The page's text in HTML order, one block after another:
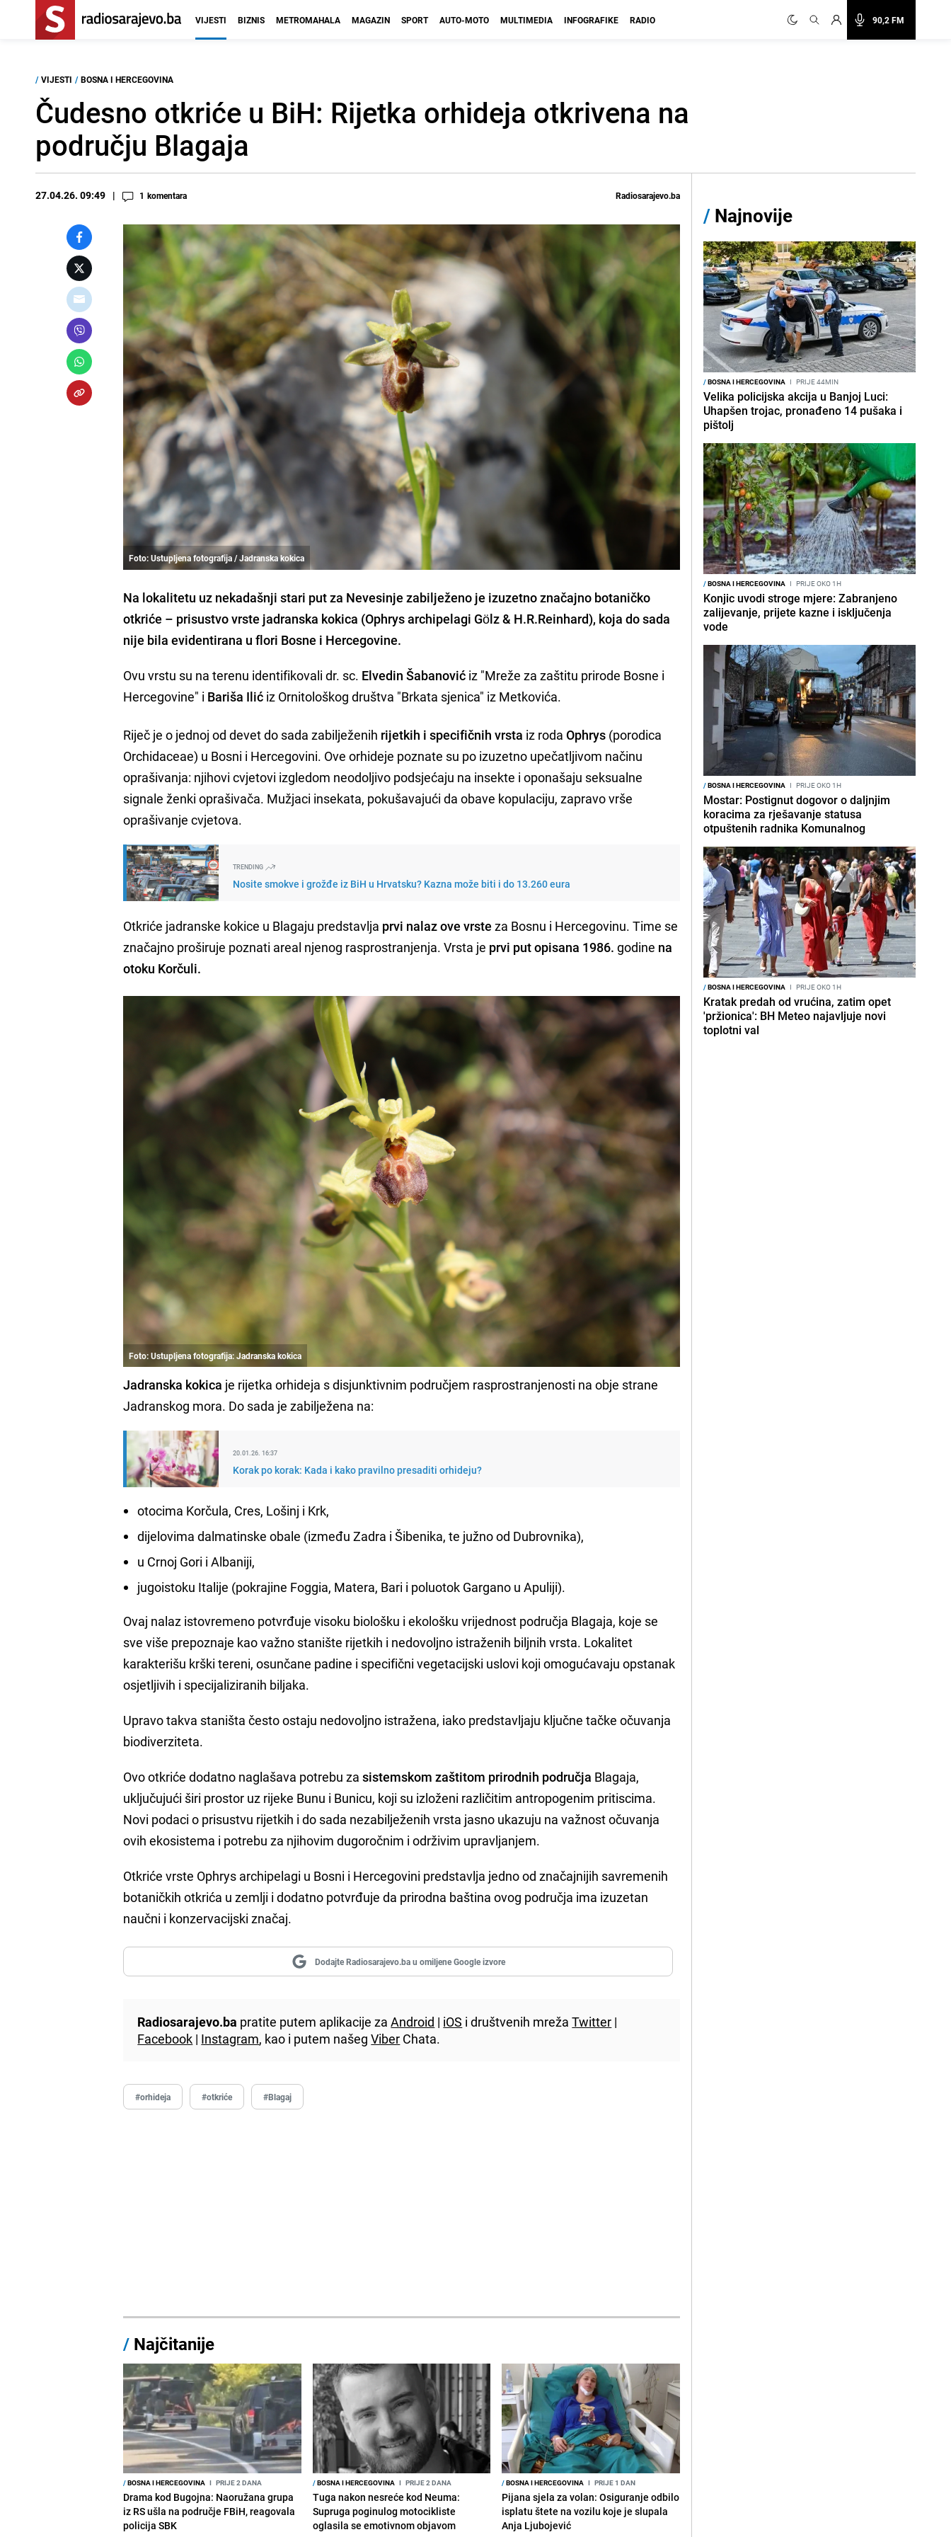
90,2 FM
VIJESTI BIZNIS METROMAHALA MAGAZIN SPORT AUTO-MOTO MULTIMEDIA INFOGRAFIKE RADIO
/ VIJESTI / BOSNA I HERCEGOVINA
Čudesno otkriće u BiH: Rijetka orhideja otkrivena na
području Blagaja
27.04.26. 09:49 1 komentara Radiosarajevo.ba
Foto: Ustupljena fotografija / Jadranska kokica
Na lokalitetu uz nekadašnji stari put za Nevesinje zabilježeno je izuzetno značajno botaničko
otkriće – prisustvo vrste jadranska kokica (Ophrys archipelagi Gölz & H.R.Reinhard), koja do sada
nije bila evidentirana u flori Bosne i Hercegovine.
Ovu vrstu su na terenu identifikovali dr. sc. Elvedin Šabanović iz "Mreže za zaštitu prirode Bosne i
Hercegovine" i Bariša Ilić iz Ornitološkog društva "Brkata sjenica" iz Metkovića.
Riječ je o jednoj od devet do sada zabilježenih rijetkih i specifičnih vrsta iz rodaOphrys (porodica
Orchidaceae) u Bosni i Hercegovini. Ove orhideje poznate su po izuzetno upečatljivom načinu
oprašivanja: njihovi cvjetovi izgledom neodoljivo podsjećaju na insekte i oponašaju seksualne
signale ženki oprašivača. Mužjaci insekata, pokušavajući da obave kopulaciju, zapravo vrše
oprašivanje cvjetova.
TRENDING
Nosite smokve i grožđe iz BiH u Hrvatsku? Kazna može biti i do 13.260 eura
Otkriće jadranske kokice u Blagaju predstavlja prvi nalaz ove vrste za Bosnu i Hercegovinu. Time se
značajno proširuje poznati areal njenog rasprostranjenja. Vrsta je prvi put opisana 1986. godine na
otoku Korčuli.
Foto: Ustupljena fotografija: Jadranska kokica
Jadranska kokica je rijetka orhideja s disjunktivnim područjem rasprostranjenosti na obje strane
Jadranskog mora. Do sada je zabilježena na:
20.01.26. 16:37
Korak po korak: Kada i kako pravilno presaditi orhideju?
otocima Korčula, Cres, Lošinj i Krk,
dijelovima dalmatinske obale (između Zadra i Šibenika, te južno od Dubrovnika),
u Crnoj Gori i Albaniji,
jugoistoku Italije (pokrajine Foggia, Matera, Bari i poluotok Gargano u Apuliji).
Ovaj nalaz istovremeno potvrđuje visoku biološku i ekološku vrijednost područja Blagaja, koje se
sve više prepoznaje kao važno stanište rijetkih i nedovoljno istraženih biljnih vrsta. Lokalitet
karakterišu krški tereni, osunčane padine i specifični vegetacijski uslovi koji omogućavaju opstanak
osjetljivih i specijaliziranih biljaka.
Upravo takva staništa često ostaju nedovoljno istražena, iako predstavljaju ključne tačke očuvanja
biodiverziteta.
Ovo otkriće dodatno naglašava potrebu za sistemskom zaštitom prirodnih područja Blagaja,
uključujući širi prostor uz rijeke Bunu i Bunicu, koji su izloženi različitim antropogenim pritiscima.
Novi podaci o prisustvu rijetkih i do sada nezabilježenih vrsta jasno ukazuju na važnost očuvanja
ovih ekosistema i potrebu za njihovim dugoročnim i održivim upravljanjem.
Otkriće vrste Ophrys archipelagi u Bosni i Hercegovini predstavlja jedno od značajnijih savremenih
botaničkih otkrića u zemlji i dodatno potvrđuje da prirodna baština ovog područja ima izuzetan
naučni i konzervacijski značaj.
Dodajte Radiosarajevo.ba u omiljene Google izvore
Radiosarajevo.ba pratite putem aplikacije zaAndroid | iOS i društvenih mrežaTwitter |
Facebook | Instagram, kao i putem našegViber Chata.
#orhideja #otkriće #Blagaj
/ Najčitanije
/BOSNA I HERCEGOVINA I PRIJE 2 DANA
Drama kod Bugojna: Naoružana grupa
iz RS ušla na područje FBiH, reagovala
policija SBK
/BOSNA I HERCEGOVINA I PRIJE 2 DANA
Tuga nakon nesreće kod Neuma:
Supruga poginulog motocikliste
oglasila se emotivnom objavom
/BOSNA I HERCEGOVINA I PRIJE 1 DAN
Pijana sjela za volan: Osiguranje odbilo
isplatu štete na vozilu koje je slupala
Anja Ljubojević
/ Najnovije
/BOSNA I HERCEGOVINA I PRIJE 44MIN
Velika policijska akcija u Banjoj Luci:
Uhapšen trojac, pronađeno 14 pušaka i
pištolj
/BOSNA I HERCEGOVINA I PRIJE OKO 1H
Konjic uvodi stroge mjere: Zabranjeno
zalijevanje, prijete kazne i isključenja
vode
/BOSNA I HERCEGOVINA I PRIJE OKO 1H
Mostar: Postignut dogovor o daljnjim
koracima za rješavanje statusa
otpuštenih radnika Komunalnog
/BOSNA I HERCEGOVINA I PRIJE OKO 1H
Kratak predah od vrućina, zatim opet
'pržionica': BH Meteo najavljuje novi
toplotni val